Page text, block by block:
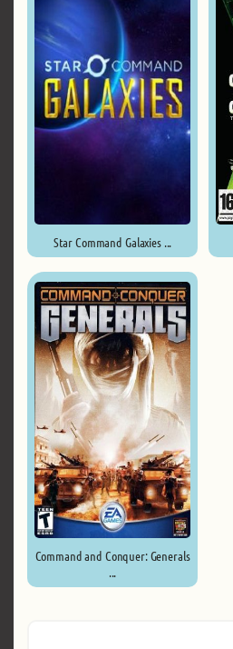
Star Command Galaxies ...
Command and Conquer: Generals
...